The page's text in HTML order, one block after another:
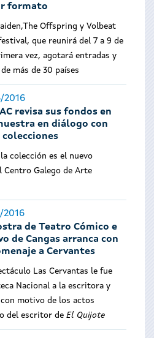
formato
Offspring y Volbeat
que reunirá del 7 a 9 de
vez, agotará entradas y
más de 30 países
2016
revisa sus fondos en
en diálogo con
la colección es el nuevo
Centro Galego de Arte
2016
de Teatro Cómico e
de Cangas arranca con
a Cervantes
Las Cervantas le fue
Nacional a la escritora y
motivo de los actos
del escritor de El Quijote